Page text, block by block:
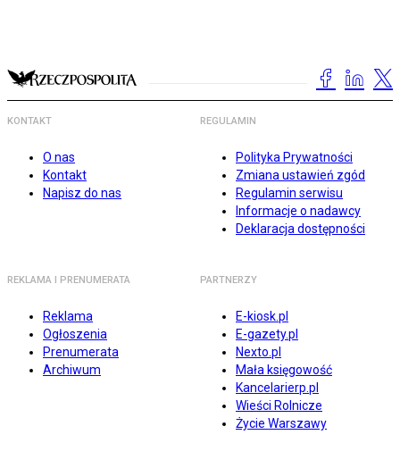
KONTAKT
O nas
Kontakt
Napisz do nas
REGULAMIN
Polityka Prywatności
Zmiana ustawień zgód
Regulamin serwisu
Informacje o nadawcy
Deklaracja dostępności
REKLAMA I PRENUMERATA
Reklama
Ogłoszenia
Prenumerata
Archiwum
PARTNERZY
E-kiosk.pl
E-gazety.pl
Nexto.pl
Mała księgowość
Kancelarierp.pl
Wieści Rolnicze
Życie Warszawy